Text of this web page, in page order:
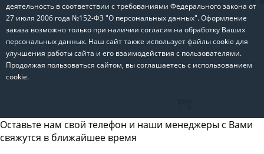
деятельность в соответствии с требованиями Федерального закона от
27 июля 2006 года №152-ФЗ "О персональных данных". Оформление
заказа возможно только при наличии согласия на обработку Ваших
персональных данных. Наш сайт также использует файлы cookie для
улучшения работы сайта и его взаимодействия с пользователями.
Продолжая пользоваться сайтом, вы соглашаетесь с использованием
cookie.
Оставьте нам свой телефон и наши менеджеры с Вами
свяжутся в ближайшее время